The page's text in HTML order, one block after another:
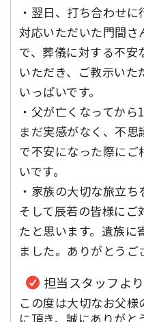
・翌日、打ち合わせ
対応いただいた門間さ
で、葬儀に対する不安
いただき、ご教示い
いっぱいです。
・父が亡くなってか
まだ実感がなく、不
で不安になった際に
いです。
・家族の大切な旅立ち
そして辰若の皆様にご
たと思います。遺族に
ました。ありがとうご
担当スタッフより
この度は大切なお父
に頂き、誠にありが